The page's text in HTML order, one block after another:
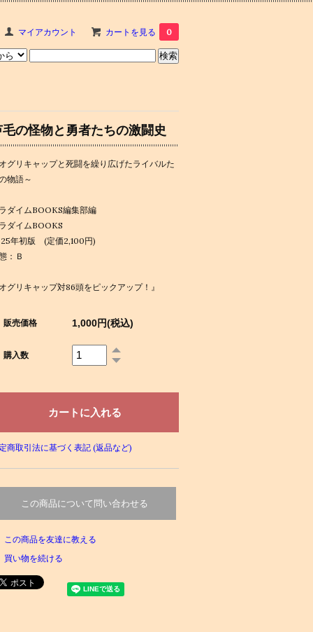
マイアカウント カートを見る 0
の怪物と勇者たちの激闘史
グリキャップと死闘を繰り広げたライバルた
物語～
ダイムBOOKS編集部編
ダイムBOOKS
年初版 (定価2,100円)
：Ｂ
グリキャップ対86頭をピックアップ！』
販売価格 1,000円(税込)
購入数
商取引法に基づく表記 (返品など)
この商品について問い合わせる
この商品を友達に教える
買い物を続ける